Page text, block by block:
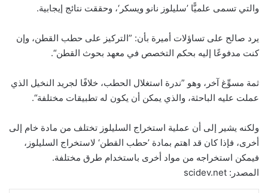
والتي تسمى علميًّا ’سليلوز نانو ويسكر‘، وحققت نتائج إيجابية.
يرد صالح على تساؤلات أميرة بأن: ”التركيز على حطب القطن، وإن
كنت مدفوعًا إليه بحكم التخصص في معهد بحوث القطن“.
ثمة مسوِّغ آخر، وهو ”ندرة استغلال الحطب، خلافًا لجريد النخيل الذي
عملت عليه الباحثة، والذي يمكن أن يكون له تطبيقات مختلفة“.
ولكنه يشير إلى أن عملية استخراج السليلوز تختلف من مادة خام إلى
أخرى، فإذا كان قد اهتم بمادة ’حطب القطن‘ لاستخراج السليلوز،
فيمكن استخراجه من مواد أخرى باستخدام طرق مختلفة.
المصدر: scidev.net